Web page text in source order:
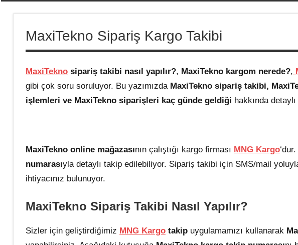
MaxiTekno Sipariş Kargo Takibi
MaxiTekno sipariş takibi nasıl yapılır?, MaxiTekno kargom nerede?,
gibi çok soru soruluyor. Bu yazımızda MaxiTekno sipariş takibi,
işlemleri ve MaxiTekno siparişleri kaç günde geldiği hakkında
MaxiTekno online mağazasının çalıştığı kargo firması MNG Kargo
numarasıyla detaylı takip edilebiliyor. Sipariş takibi için SMS/mail
ihtiyacınız bulunuyor.
MaxiTekno Sipariş Takibi Nasıl Yapılır?
Sizler için geliştirdiğimiz MNG Kargo takip uygulamamızı kullanarak